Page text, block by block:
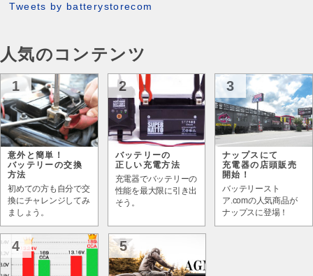
Tweets by batterystorecom
人気のコンテンツ
1
意外と簡単！
バッテリーの交換
方法
初めての方も自分で交
換にチャレンジしてみ
ましょう。
2
バッテリーの
正しい充電方法
充電器でバッテリーの
性能を最大限に引き出
そう。
3
ナップスにて
充電器の店頭販売
開始！
バッテリースト
ア.comの人気商品が
ナップスに登場！
4 5